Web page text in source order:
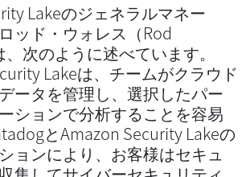
Lakeのジェネラルマネー
ッド・ウォレス（Rod
次のように述べています。
Lakeは、チームがクラウド
ータを管理し、選択したパー
ションで分析することを容易
とAmazon Security Lakeの
ョンにより、お客様はセキュ